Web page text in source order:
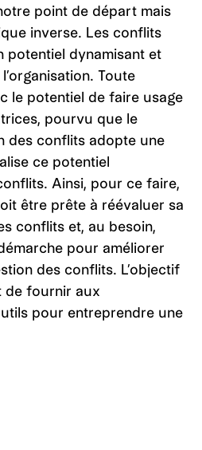
point de départ mais
inverse. Les conflits
potentiel dynamisant et
Toute
le potentiel de faire usage
pourvu que le
des conflits adopte une
ce potentiel
Ainsi, pour ce faire,
être prête à réévaluer sa
conflits et, au besoin,
pour améliorer
des conflits. L’objectif
de fournir aux
pour entreprendre une